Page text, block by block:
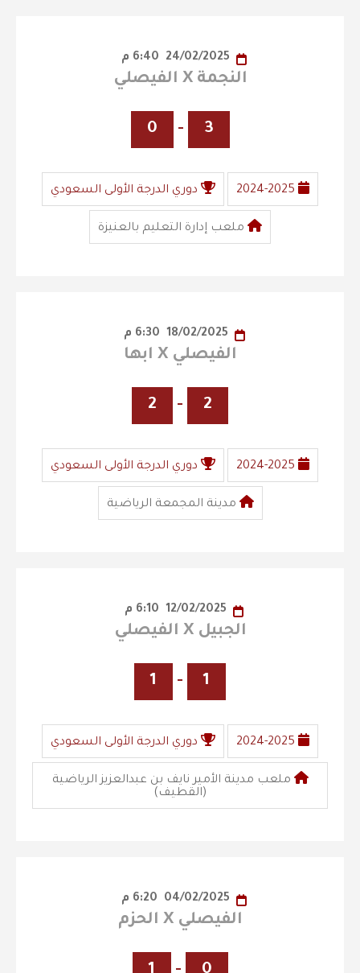
النجمة X الفيصلي
3
-
0
2024-2025 دوري الدرجة الأولى السعودي
ملعب إدارة التعليم بالعنيزة
الفيصلي X ابها
2
-
2
2024-2025 دوري الدرجة الأولى السعودي
مدينة المجمعة الرياضية
الجبيل X الفيصلي
1
-
1
2024-2025 دوري الدرجة الأولى السعودي
ملعب مدينة الأمير نايف بن عبدالعزيز الرياضية
(القطيف)
الفيصلي X الحزم